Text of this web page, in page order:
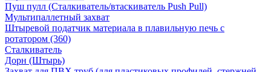
Пуш пулл (Сталкиватель/втаскиватель Push Pull)
Мультипаллетный захват
Штыревой податчик материала в плавильную печь с
ротатором (360)
Сталкиватель
Дорн (Штырь)